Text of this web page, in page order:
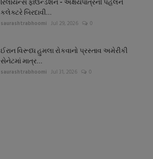
રિલાયન્સ ફાઉન્ડેશન - અક્ષયપાત્રની પહેલને
કલેક્ટરે બિરદાવી...
saurashtrabhoomi Jul 29, 2026 0
ઈરાન વિરૂધ્ધ હુમલા રોકવાનો પ્રસ્તાવ અમેરીકી
સેનેટમાં માત્ર...
saurashtrabhoomi Jul 31, 2026 0